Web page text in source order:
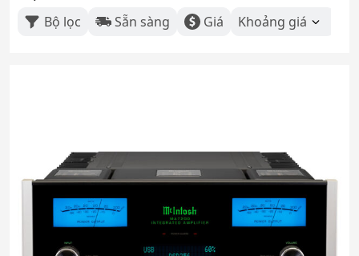
Bộ lọc Sẵn sàng Giá Khoảng giá